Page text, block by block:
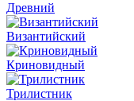
Древний
Византийский
Криновидный
Трилистник